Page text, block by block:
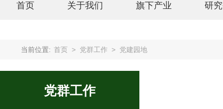
首页 关于我们 旗下产业 研
当前位置: 首页 > 党群工作 > 党建园地
党群工作